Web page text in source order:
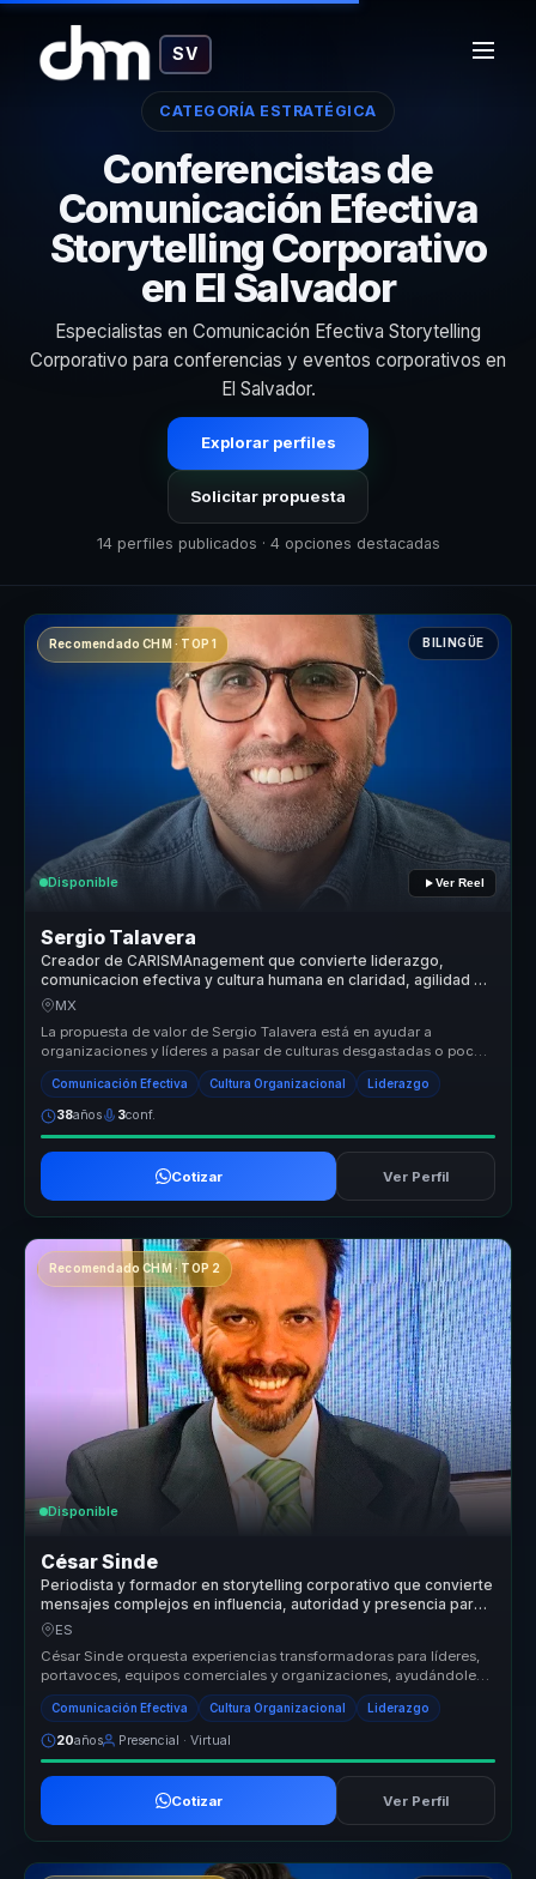
SV
CATEGORÍA ESTRATÉGICA
Conferencistas de
Comunicación Efectiva
Storytelling Corporativo
en El Salvador
Especialistas en Comunicación Efectiva Storytelling
Corporativo para conferencias y eventos corporativos en
El Salvador.
Explorar perfiles
Solicitar propuesta
14 perfiles publicados · 4 opciones destacadas
Recomendado CHM · TOP 1 BILINGÜE
Disponible Ver Reel
Sergio Talavera
Creador de CARISMAnagement que convierte liderazgo,
comunicacion efectiva y cultura humana en claridad, agilidad y
cohesion para equipos.
MX
La propuesta de valor de Sergio Talavera está en ayudar a
organizaciones y líderes a pasar de culturas desgastadas o poco
coherentes a en...
Comunicación Efectiva Cultura Organizacional Liderazgo
38años 3conf.
Cotizar Ver Perfil
Recomendado CHM · TOP 2
Disponible
César Sinde
Periodista y formador en storytelling corporativo que convierte
mensajes complejos en influencia, autoridad y presencia para
líderes y portavoces.
ES
César Sinde orquesta experiencias transformadoras para líderes,
portavoces, equipos comerciales y organizaciones, ayudándoles
a dejar atr...
Comunicación Efectiva Cultura Organizacional Liderazgo
20años Presencial · Virtual
Cotizar Ver Perfil